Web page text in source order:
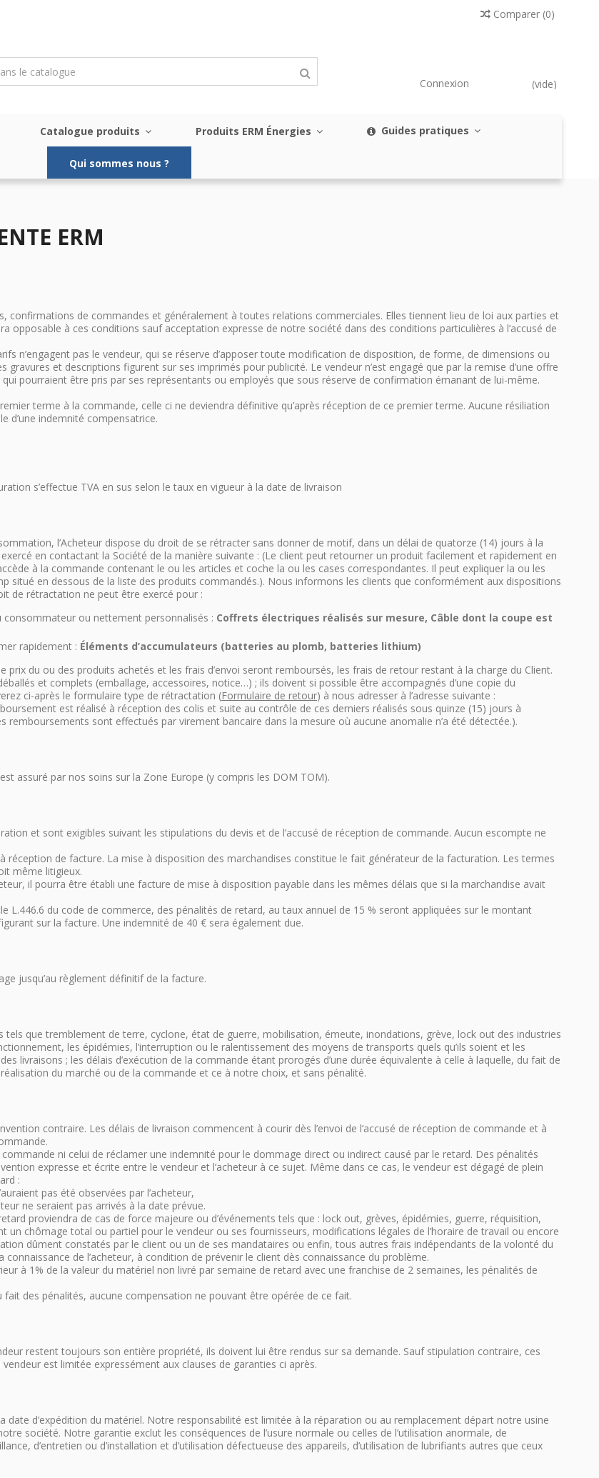
Comparer (0)
(vide)
Connexion
Catalogue produits Produits ERM Énergies Guides pratiques
Qui sommes nous ?
ERM
confirmations de commandes et généralement à toutes relations commerciales. Elles tiennent lieu de loi aux parties et
opposable à ces conditions sauf acceptation expresse de notre société dans des conditions particulières à l’accusé de
n’engagent pas le vendeur, qui se réserve d’apposer toute modification de disposition, de forme, de dimensions ou
et descriptions figurent sur ses imprimés pour publicité. Le vendeur n’est engagé que par la remise d’une offre
pourraient être pris par ses représentants ou employés que sous réserve de confirmation émanant de lui-même.
terme à la commande, celle ci ne deviendra définitive qu’après réception de ce premier terme. Aucune résiliation
d’une indemnité compensatrice.
s’effectue TVA en sus selon le taux en vigueur à la date de livraison
l’Acheteur dispose du droit de se rétracter sans donner de motif, dans un délai de quatorze (14) jours à la
en contactant la Société de la manière suivante : (Le client peut retourner un produit facilement et rapidement en
à la commande contenant le ou les articles et coche la ou les cases correspondantes. Il peut expliquer la ou les
situé en dessous de la liste des produits commandés.). Nous informons les clients que conformément aux dispositions
de rétractation ne peut être exercé pour :
ou nettement personnalisés : Coffrets électriques réalisés sur mesure, Câble dont la coupe est
rapidement : Éléments d’accumulateurs (batteries au plomb, batteries lithium)
prix du ou des produits achetés et les frais d’envoi seront remboursés, les frais de retour restant à la charge du Client.
et complets (emballage, accessoires, notice…) ; ils doivent si possible être accompagnés d’une copie du
ci-après le formulaire type de rétractation (Formulaire de retour) à nous adresser à l’adresse suivante :
est réalisé à réception des colis et suite au contrôle de ces derniers réalisés sous quinze (15) jours à
sont effectués par virement bancaire dans la mesure où aucune anomalie n’a été détectée.).
assuré par nos soins sur la Zone Europe (y compris les DOM TOM).
et sont exigibles suivant les stipulations du devis et de l’accusé de réception de commande. Aucun escompte ne
réception de facture. La mise à disposition des marchandises constitue le fait générateur de la facturation. Les termes
même litigieux.
il pourra être établi une facture de mise à disposition payable dans les mêmes délais que si la marchandise avait
L.446.6 du code de commerce, des pénalités de retard, au taux annuel de 15 % seront appliquées sur le montant
sur la facture. Une indemnité de 40 € sera également due.
jusqu’au règlement définitif de la facture.
que tremblement de terre, cyclone, état de guerre, mobilisation, émeute, inondations, grève, lock out des industries
les épidémies, l’interruption ou le ralentissement des moyens de transports quels qu’ils soient et les
livraisons ; les délais d’exécution de la commande étant prorogés d’une durée équivalente à celle à laquelle, du fait de
réalisation du marché ou de la commande et ce à notre choix, et sans pénalité.
contraire. Les délais de livraison commencent à courir dès l’envoi de l’accusé de réception de commande et à
ni celui de réclamer une indemnité pour le dommage direct ou indirect causé par le retard. Des pénalités
expresse et écrite entre le vendeur et l’acheteur à ce sujet. Même dans ce cas, le vendeur est dégagé de plein
:
pas été observées par l’acheteur,
ne seraient pas arrivés à la date prévue.
proviendra de cas de force majeure ou d’événements tels que : lock out, grèves, épidémies, guerre, réquisition,
chômage total ou partiel pour le vendeur ou ses fournisseurs, modifications légales de l’horaire de travail ou encore
dûment constatés par le client ou un de ses mandataires ou enfin, tous autres frais indépendants de la volonté du
de l’acheteur, à condition de prévenir le client dès connaissance du problème.
à 1% de la valeur du matériel non livré par semaine de retard avec une franchise de 2 semaines, les pénalités de
des pénalités, aucune compensation ne pouvant être opérée de ce fait.
restent toujours son entière propriété, ils doivent lui être rendus sur sa demande. Sauf stipulation contraire, ces
est limitée expressément aux clauses de garanties ci après.
date d’expédition du matériel. Notre responsabilité est limitée à la réparation ou au remplacement départ notre usine
société. Notre garantie exclut les conséquences de l’usure normale ou celles de l’utilisation anormale, de
d’entretien ou d’installation et d’utilisation défectueuse des appareils, d’utilisation de lubrifiants autres que ceux